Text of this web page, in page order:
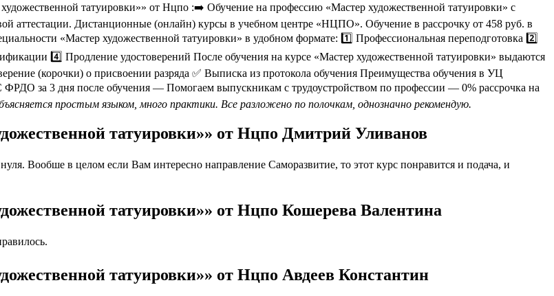
татуировки»» от Нцпо :➡️ Обучение на профессию «Мастер художественной татуировки» с
аттестации. Дистанционные (онлайн) курсы в учебном центре «НЦПО». Обучение в рассрочку от 458 руб. в
«Мастер художественной татуировки» в удобном формате: 1️⃣ Профессиональная переподготовка 2️⃣
4️⃣ Продление удостоверений После обучения на курсе «Мастер художественной татуировки» выдаются
(корочки) о присвоении разряда ✅ Выписка из протокола обучения Преимущества обучения в УЦ
за 3 дня после обучения — Помогаем выпускникам с трудоустройством по профессии — 0% рассрочка на
простым языком, много практики. Все разложено по полочкам, однозначно рекомендую.
татуировки»» от Нцпо Дмитрий Уливанов
Вообше в целом если Вам интересно направление Саморазвитие, то этот курс понравится и подача, и
татуировки»» от Нцпо Кошерева Валентина
татуировки»» от Нцпо Авдеев Константин